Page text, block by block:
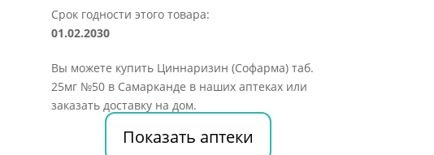
Срок годности этого товара:
01.02.2030
Вы можете купить Циннаризин (Софарма) таб.
25мг №50 в Самарканде в наших аптеках или
заказать доставку на дом.
Показать аптеки